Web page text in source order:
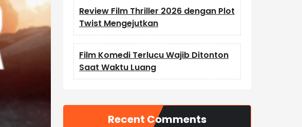
Review Film Thriller 2026 dengan Plot
Twist Mengejutkan
Film Komedi Terlucu Wajib Ditonton
Saat Waktu Luang
Recent Comments